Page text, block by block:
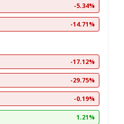
-5.34%
-14.71%
-17.12%
-29.75%
-0.19%
1.21%